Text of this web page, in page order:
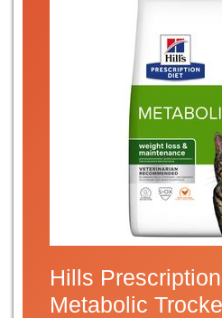
Hills
Metabolic